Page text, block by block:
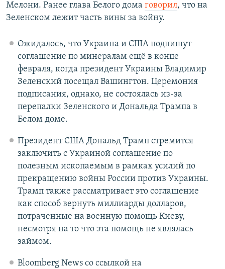
Мелони. Ранее глава Белого дома говорил, что на
Зеленском лежит часть вины за войну.
Ожидалось, что Украина и США подпишут
соглашение по минералам ещё в конце
февраля, когда президент Украины Владимир
Зеленский посещал Вашингтон. Церемония
подписания, однако, не состоялась из-за
перепалки Зеленского и Дональда Трампа в
Белом доме.
Президент США Дональд Трамп стремится
заключить с Украиной соглашение по
полезным ископаемым в рамках усилий по
прекращению войны России против Украины.
Трамп также рассматривает это соглашение
как способ вернуть миллиарды долларов,
потраченные на военную помощь Киеву,
несмотря на то что эта помощь не являлась
займом.
Bloomberg News со ссылкой на